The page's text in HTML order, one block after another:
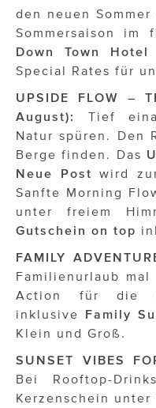
den neuen
Sommersaison im
Down Town
Special Rates für
UPSIDE FLOW –
August):
Tief
Natur spüren. Den
Berge finden. Das
Neue Post wird
Sanfte Morning
unter freiem
Gutschein on top
FAMILY
Familienurlaub
Action für die
inklusive Family
Klein und Groß.
SUNSET VIBES
Bei Rooftop-
Kerzenschein